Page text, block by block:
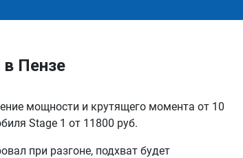
в Пензе
мощности и крутящего момента от 10
Stage 1 от 11800 руб.
при разгоне, подхват будет